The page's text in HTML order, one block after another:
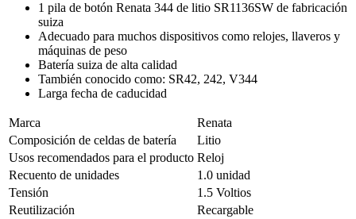
1 pila de botón Renata 344 de litio SR1136SW de fabricación
suiza
Adecuado para muchos dispositivos como relojes, llaveros y
máquinas de peso
Batería suiza de alta calidad
También conocido como: SR42, 242, V344
Larga fecha de caducidad
Marca
Renata
Composición de celdas de batería
Litio
Usos recomendados para el producto Reloj
Recuento de unidades
1.0 unidad
Tensión
1.5 Voltios
Reutilización
Recargable